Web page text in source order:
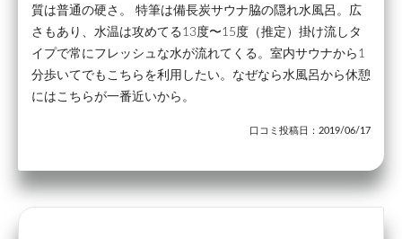
質は普通の硬さ。 特筆は備長炭サウナ脇の隠れ水風呂。広
さもあり、水温は攻めてる13度〜15度（推定）掛け流しタ
イプで常にフレッシュな水が流れてくる。室内サウナから1
分歩いてでもこちらを利用したい。なぜなら水風呂から休憩
にはこちらが一番近いから。
口コミ投稿日：2019/06/17